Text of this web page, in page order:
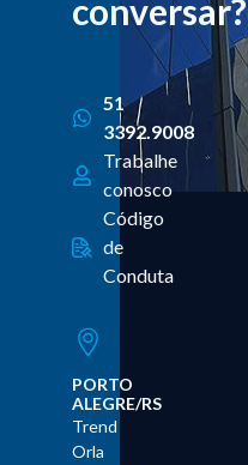
conversar?
51
3392.9008
Trabalhe
conosco
Código
de
Conduta
PORTO
ALEGRE/RS
Trend
Orla